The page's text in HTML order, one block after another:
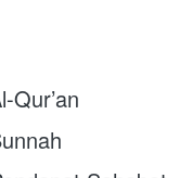
Qur’an